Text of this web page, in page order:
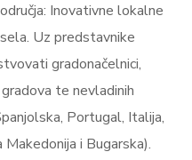
Inovativne lokalne
. Uz predstavnike
gradonačelnici,
te nevladinih
Portugal, Italija,
i Bugarska).